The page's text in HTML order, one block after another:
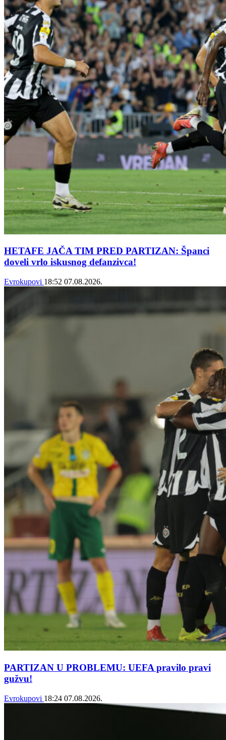
HETAFE JAČA TIM PRED PARTIZAN: Španci
doveli vrlo iskusnog defanzivca!
Evrokupovi 18:52 07.08.2026.
PARTIZAN U PROBLEMU: UEFA pravilo pravi
gužvu!
Evrokupovi 18:24 07.08.2026.